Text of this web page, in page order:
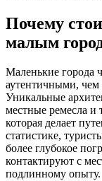
Почему
малым
Маленькие города
аутентичными, чем
Уникальные
местные ремесла и
которая делает
статистике,
более глубокое
контактируют с
подлинному опыту.